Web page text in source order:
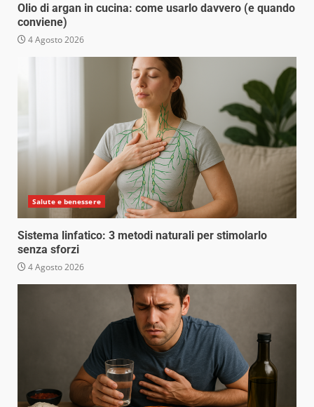
Olio di argan in cucina: come usarlo davvero (e quando
conviene)
4 Agosto 2026
Salute e benessere
Sistema linfatico: 3 metodi naturali per stimolarlo
senza sforzi
4 Agosto 2026